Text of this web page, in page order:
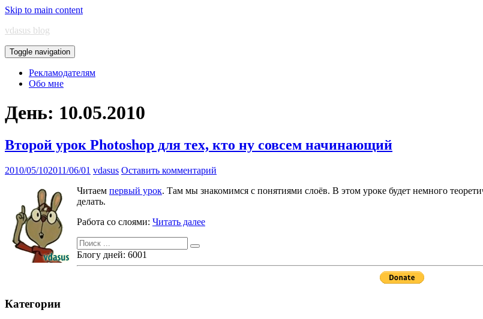
Skip to main content
vdasus blog
Toggle navigation
Рекламодателям
Обо мне
День: 10.05.2010
Второй урок Photoshop для тех, кто ну совсем начинающий
2010/05/102011/06/01 vdasus Оставить комментарий
Читаем первый урок. Там мы знакомимся с понятиями слоёв. В этом уроке будет немного
делать.
Работа со слоями: Читать далее
Поиск
для:
Блогу дней: 6001
Категории